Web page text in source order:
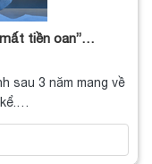
tiền oan”…
sau 3 năm mang về